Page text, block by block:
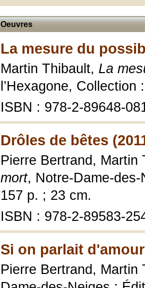
Oeuvres
La mesure du
Martin Thibault, La
l’Hexagone,
ISBN : 978-2-89648-
Drôles de bêtes
Pierre Bertrand,
mort, Notre-Dame-
157 p. ; 23 cm.
ISBN : 978-2-89583-
Si on parlait d'amour
Pierre Bertrand,